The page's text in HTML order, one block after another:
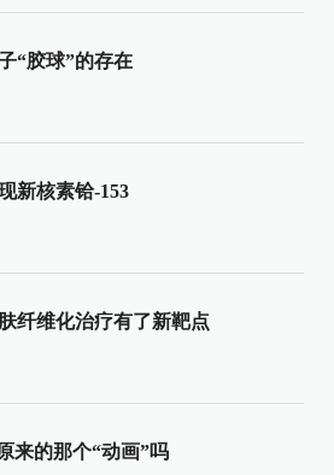
“胶球”的存在
新核素铪-153
纤维化治疗有了新靶点
来的那个“动画”吗